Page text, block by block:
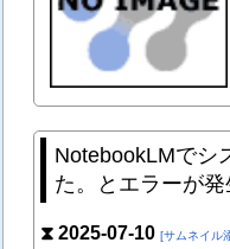
NotebookLMでシ
た。とエラーが発
⧗ 2025-07-10 [サムネイル